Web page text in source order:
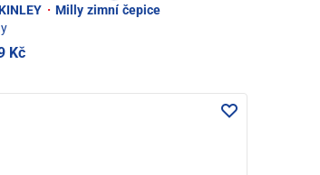
· Milly zimní čepice
Kč